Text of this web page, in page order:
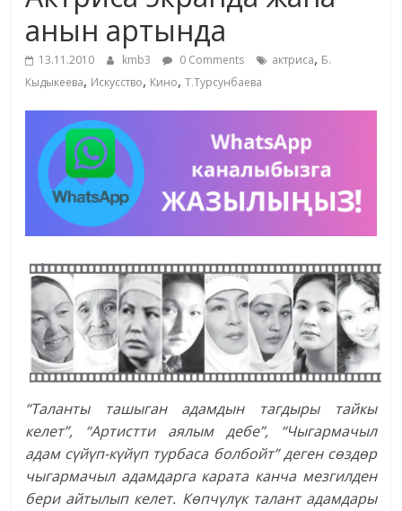
маданияты
жана
адабияты
анын артында
13.11.2010 kmb3 0 Comments актриса, Б.
Кыдыкеева, Искусство, Кино,Т.Турсунбаева
“Таланты ташыган адамдын тагдыры тайкы
келет”, “Артистти аялым дебе”, “Чыгармачыл
адам сүйүп-күйүп турбаса болбойт” деген сөздөр
чыгармачыл адамдарга карата канча мезгилден
бери айтылып келет. Көпчүлүк талант адамдары